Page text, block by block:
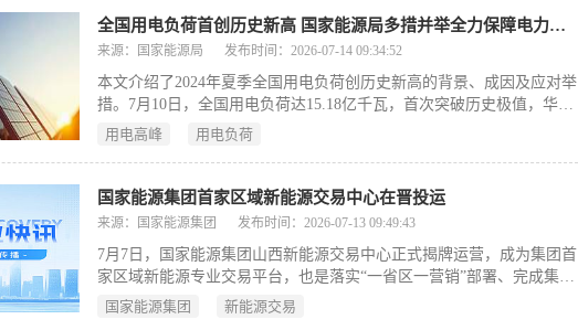
已进入度夏保供关键期，坚持“一省一策”，通过强化监测预警、多源协
同调度（煤电兜底、气电调峰、储能调节、虚拟电厂参与）及守牢民生
障电力供应平稳有序。（199字）
全国用电负荷首创历史新高 国家能源局多措并举全力保障电力供应平稳有序
来源：国家能源局 发布时间：2026-07-14 09:34:52
本文介绍了2024年夏季全国用电负荷创历史新高的背景、成因及应对举
措。7月10日，全国用电负荷达15.18亿千瓦，首次突破历史极值，华
北、南方等多地累计59次刷新区域或省级负荷纪录。用电增长主要源于
44.6%；叠加7月以来大范围持续高温天气，空调负荷集中释放，进一
步推高用电需求。面对保供压力，国家能源局坚持“一省一策”，强化监
全国未出现有序用电或需求响应情况。（199字）
用电高峰 用电负荷
国家能源集团首家区域新能源交易中心在晋投运
来源：国家能源集团 发布时间：2026-07-13 09:49:43
7月7日，国家能源集团山西新能源交易中心正式揭牌运营，成为集团首
家区域新能源专业交易平台，也是落实“一省区一营销”部署、完成集中
报价主体备案的首个试点。该中心实行主任负责制，整合山西公司与国
国家能源集团 新能源交易